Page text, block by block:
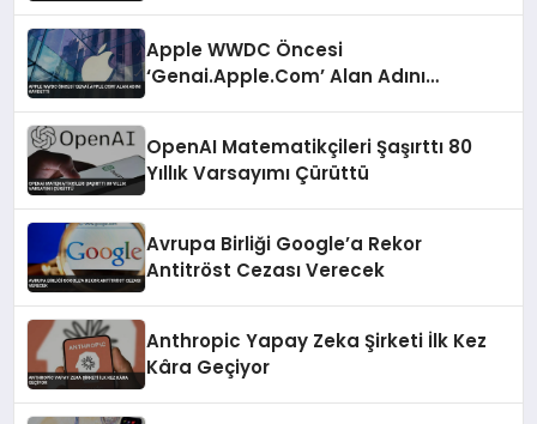
Apple WWDC Öncesi
‘Genai.Apple.Com’ Alan Adını
OpenAI Matematikçileri Şaşırttı 80
Yıllık Varsayımı Çürüttü
Avrupa Birliği Google’a Rekor
Antitröst Cezası Verecek
Anthropic Yapay Zeka Şirketi İlk Kez
Kâra Geçiyor